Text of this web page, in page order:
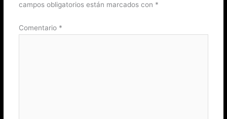
campos obligatorios están marcados con *
Comentario *